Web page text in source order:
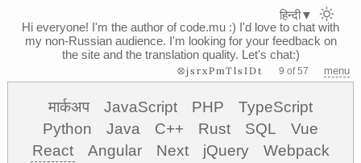
Hi everyone! I'm the author of code.mu :) I'd love to chat with
my non-Russian audience. I'm looking for your feedback on
the site and the translation quality. Let's chat:)
⊗jsrxPmTlsIDt 9 of 57 menu
मार्कअप JavaScript PHP
TypeScript
Python
Java C++ Rust SQL
Vue
React
Angular Next jQuery
Webpack
हिन्दी▼